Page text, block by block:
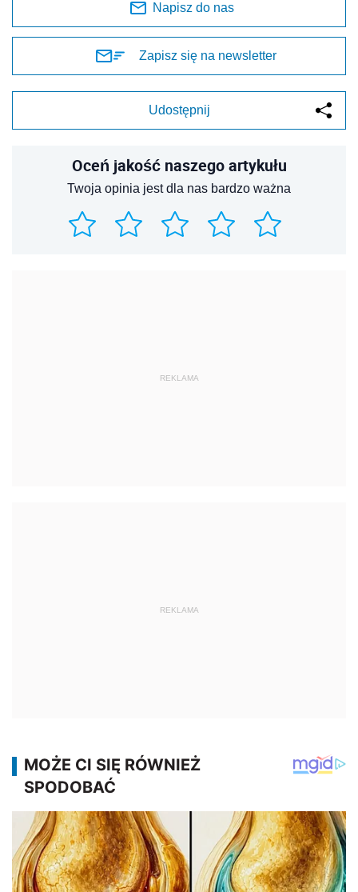
Napisz do nas
Zapisz się na newsletter
Udostępnij
Oceń jakość naszego artykułu
Twoja opinia jest dla nas bardzo ważna
REKLAMA
REKLAMA